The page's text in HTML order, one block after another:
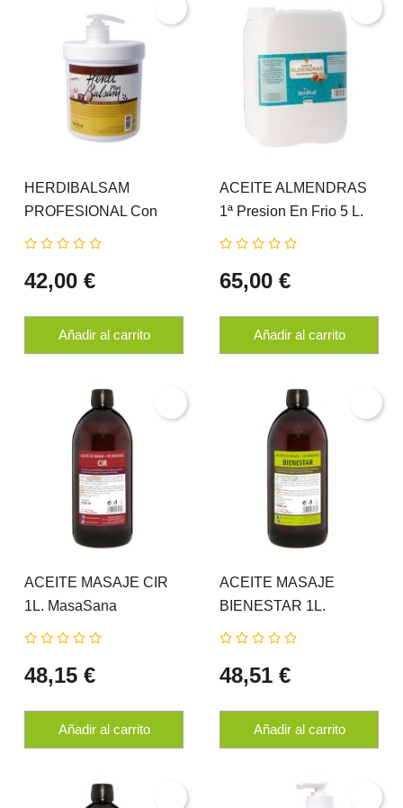
HERDIBALSAM
PROFESIONAL Con
Dosificador 1000 Ml.
42,00 €
Añadir al carrito
ACEITE ALMENDRAS
1ª Presion En Frio 5 L.
HERDIBEL
65,00 €
Añadir al carrito
ACEITE MASAJE CIR
1L. MasaSana
HERDIBEL
48,15 €
Añadir al carrito
ACEITE MASAJE
BIENESTAR 1L.
MasaSana HERDIBEL
48,51 €
Añadir al carrito